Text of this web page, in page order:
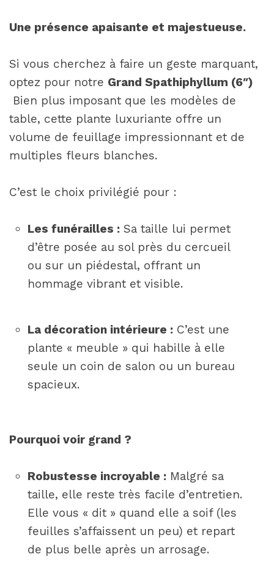
Une présence apaisante et majestueuse.
Si vous cherchez à faire un geste marquant,
optez pour notre Grand Spathiphyllum (6″)
Bien plus imposant que les modèles de
table, cette plante luxuriante offre un
volume de feuillage impressionnant et de
multiples fleurs blanches.
C’est le choix privilégié pour :
Les funérailles : Sa taille lui permet
d’être posée au sol près du cercueil
ou sur un piédestal, offrant un
hommage vibrant et visible.
La décoration intérieure : C’est une
plante « meuble » qui habille à elle
seule un coin de salon ou un bureau
spacieux.
Pourquoi voir grand ?
Robustesse incroyable : Malgré sa
taille, elle reste très facile d’entretien.
Elle vous « dit » quand elle a soif (les
feuilles s’affaissent un peu) et repart
de plus belle après un arrosage.